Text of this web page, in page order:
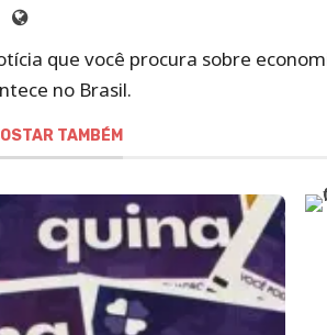
Site
de
Redação
DCI
que você procura sobre
no Brasil.
TAMBÉM